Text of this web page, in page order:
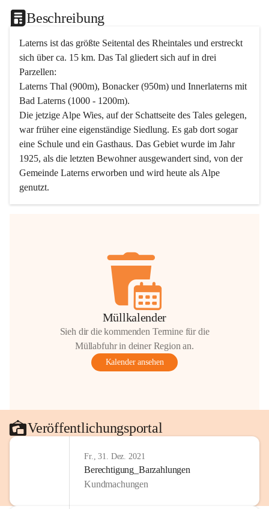
Beschreibung
Laterns ist das größte Seitental des Rheintales und erstreckt
sich über ca. 15 km. Das Tal gliedert sich auf in drei
Parzellen:
Laterns Thal (900m), Bonacker (950m) und Innerlaterns mit
Bad Laterns (1000 - 1200m).
Die jetzige Alpe Wies, auf der Schattseite des Tales gelegen,
war früher eine eigenständige Siedlung. Es gab dort sogar
eine Schule und ein Gasthaus. Das Gebiet wurde im Jahr
1925, als die letzten Bewohner ausgewandert sind, von der
Gemeinde Laterns erworben und wird heute als Alpe
genutzt.
Müllkalender
Sieh dir die kommenden Termine für die
Müllabfuhr in deiner Region an.
Kalender ansehen
Veröffentlichungsportal
Fr., 31. Dez. 2021
Berechtigung_Barzahlungen
Kundmachungen